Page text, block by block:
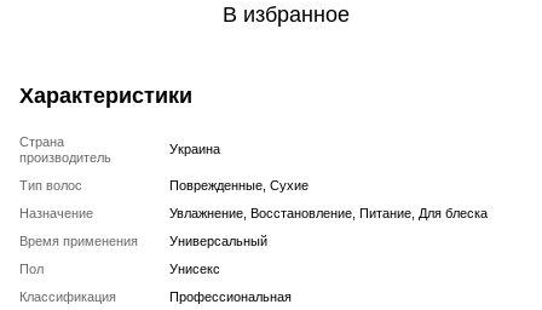
В избранное
Характеристики
Страна
производитель
Украина
Тип волос
Поврежденные, Сухие
Назначение
Увлажнение, Восстановление, Питание, Для блеска
Время применения
Универсальный
Пол
Унисекс
Классификация
Профессиональная